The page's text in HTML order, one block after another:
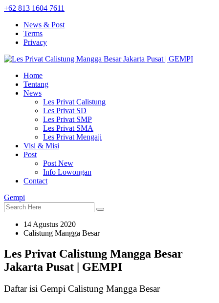
+62 813 1604 7611
News & Post
Terms
Privacy
Home
Tentang
News
Les Privat Calistung
Les Privat SD
Les Privat SMP
Les Privat SMA
Les Privat Mengaji
Visi & Misi
Post
Post New
Info Lowongan
Contact
Gempi
14 Agustus 2020
Calistung Mangga Besar
Les Privat Calistung Mangga Besar
Jakarta Pusat | GEMPI
Daftar isi Gempi Calistung Mangga Besar